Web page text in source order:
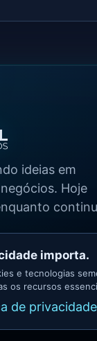
ideias em
Hoje
Asllan
importa.
e tecnologias
os recursos
de privacidade